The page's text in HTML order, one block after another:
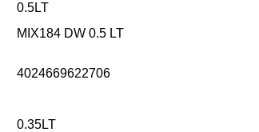
0.5LT
MIX184 DW 0.5 LT
4024669622706
0.35LT